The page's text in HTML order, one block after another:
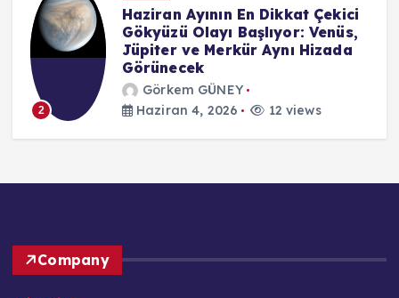
2
Haziran Ayının En Dikkat Çekici
Gökyüzü Olayı Başlıyor: Venüs,
Jüpiter ve Merkür Aynı Hizada
Görünecek
Görkem GÜNEY
Haziran 4, 2026
12 views
Company